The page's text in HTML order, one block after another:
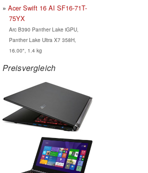
Acer Swift 16 AI SF16-71T-
75YX
Arc B390 Panther Lake iGPU,
Panther Lake Ultra X7 358H,
16.00", 1.4 kg
Preisvergleich